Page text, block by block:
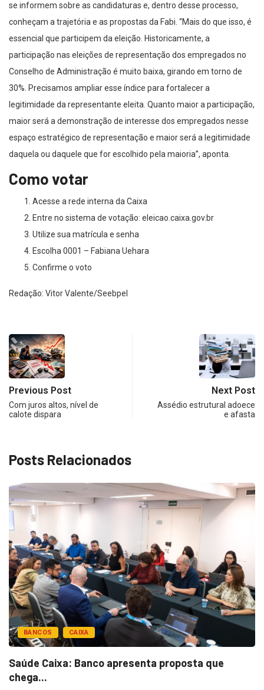
se informem sobre as candidaturas e, dentro desse processo,
conheçam a trajetória e as propostas da Fabi. “Mais do que isso, é
essencial que participem da eleição. Historicamente, a
participação nas eleições de representação dos empregados no
Conselho de Administração é muito baixa, girando em torno de
30%. Precisamos ampliar esse índice para fortalecer a
legitimidade da representante eleita. Quanto maior a participação,
maior será a demonstração de interesse dos empregados nesse
espaço estratégico de representação e maior será a legitimidade
daquela ou daquele que for escolhido pela maioria”, aponta.
Como votar
Acesse a rede interna da Caixa
Entre no sistema de votação: eleicao.caixa.gov.br
Utilize sua matrícula e senha
Escolha 0001 – Fabiana Uehara
Confirme o voto
Redação: Vitor Valente/Seebpel
Previous Post
Com juros altos, nível de
calote dispara
Next Post
Assédio estrutural adoece
e afasta
Posts Relacionados
BANCOS CAIXA
Saúde Caixa: Banco apresenta proposta que
chega...